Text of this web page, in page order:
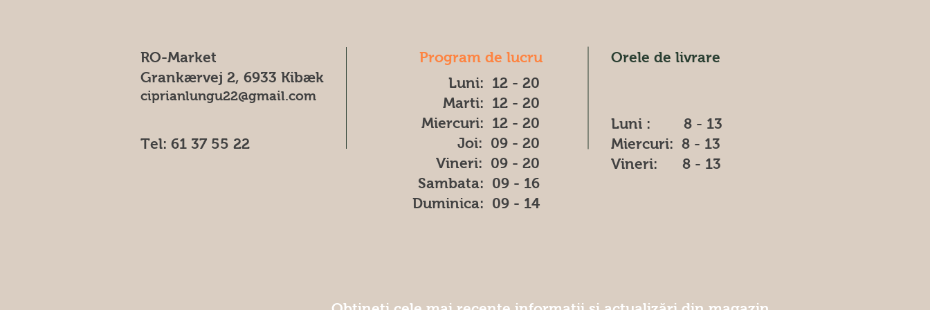
RO-Market
Grankærvej 2, 6933 Kibæk
ciprianlungu22@gmail.com
Orele de livrare
Program de lucru
Tel: 61 37 55 22
Luni: 12 - 20
Marti: 12 - 20
Miercuri: 12 - 20
Joi: 09 - 20
Vineri: 09 - 20
​​Sambata: 09 - 16
​Duminica: 09 - 14
Luni : 8 - 13
Miercuri: 8 - 13
Vineri: 8 - 13